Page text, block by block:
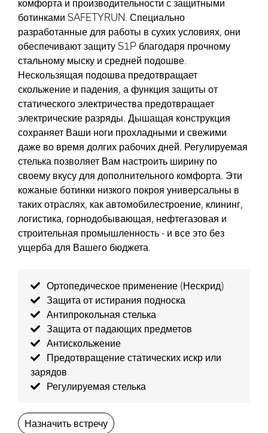
комфорта и производительности с защитными
ботинками SAFETYRUN. Специально
разработанные для работы в сухих условиях, они
обеспечивают защиту S1P благодаря прочному
стальному мыску и средней подошве.
Нескользящая подошва предотвращает
скольжение и падения, а функция защиты от
статического электричества предотвращает
электрические разряды. Дышащая конструкция
сохраняет Ваши ноги прохладными и свежими
даже во время долгих рабочих дней. Регулируемая
стелька позволяет Вам настроить ширину по
своему вкусу для дополнительного комфорта. Эти
кожаные ботинки низкого покроя универсальны в
таких отраслях, как автомобилестроение, клининг,
логистика, горнодобывающая, нефтегазовая и
строительная промышленность - и все это без
ущерба для Вашего бюджета.
Ортопедическое применение (Нескрид)
Защита от истирания подноска
Антипрокольная стелька
Защита от падающих предметов
Антискольжение
Предотвращение статических искр или
зарядов
Регулируемая стелька
Назначить встречу